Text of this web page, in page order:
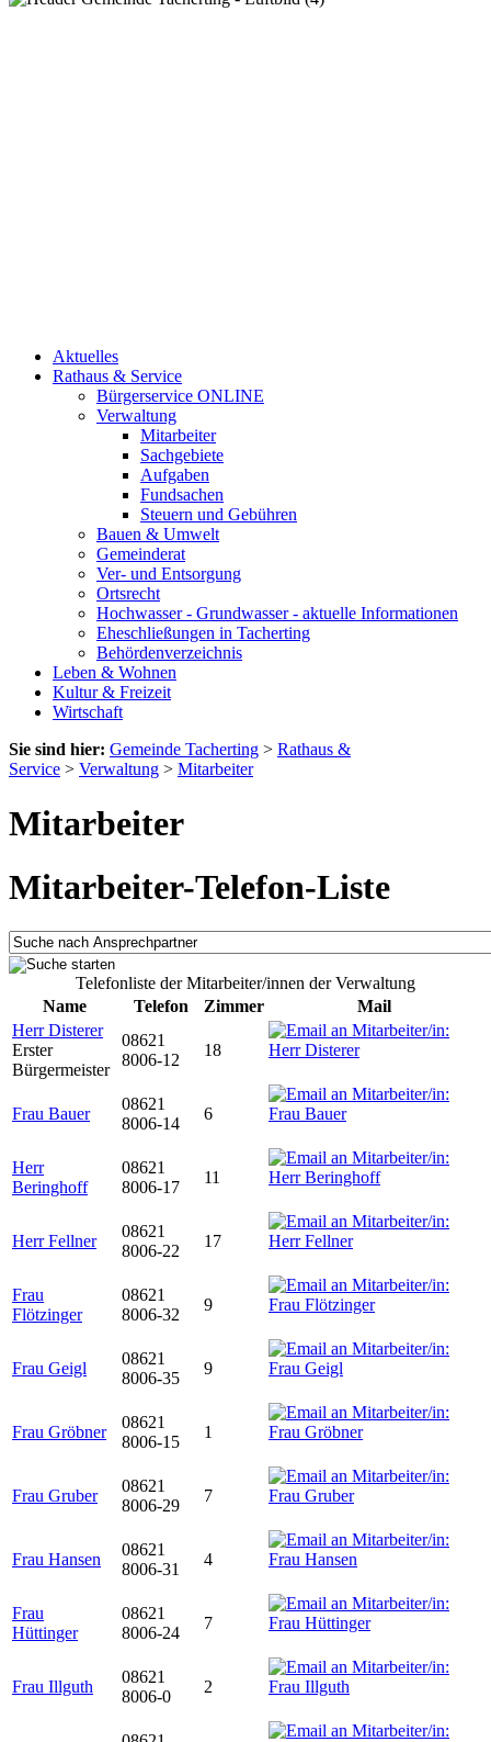
Aktuelles
Rathaus & Service
Bürgerservice ONLINE
Verwaltung
Mitarbeiter
Sachgebiete
Aufgaben
Fundsachen
Steuern und Gebühren
Bauen & Umwelt
Gemeinderat
Ver- und Entsorgung
Ortsrecht
Hochwasser - Grundwasser - aktuelle Informationen
Eheschließungen in Tacherting
Behördenverzeichnis
Leben & Wohnen
Kultur & Freizeit
Wirtschaft
Sie sind hier: Gemeinde Tacherting > Rathaus &
Service > Verwaltung > Mitarbeiter
Mitarbeiter
Mitarbeiter-Telefon-Liste
Telefonliste der Mitarbeiter/innen der Verwaltung
Name
Telefon Zimmer
Mail
Herr Disterer
Erster
Bürgermeister
08621
8006-12
18
Frau Bauer
08621
8006-14
6
Herr
Beringhoff
08621
8006-17
11
Herr Fellner
08621
8006-22
17
Frau
Flötzinger
08621
8006-32
9
Frau Geigl
08621
8006-35
9
Frau Gröbner
08621
8006-15
1
Frau Gruber
08621
8006-29
7
Frau Hansen
08621
8006-31
4
Frau
Hüttinger
08621
8006-24
7
Frau Illguth
08621
8006-0
2